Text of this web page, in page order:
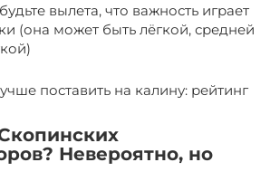
вылета, что важность играет
(она может быть лёгкой, средней
поставить на калину: рейтинг
Невероятно, но